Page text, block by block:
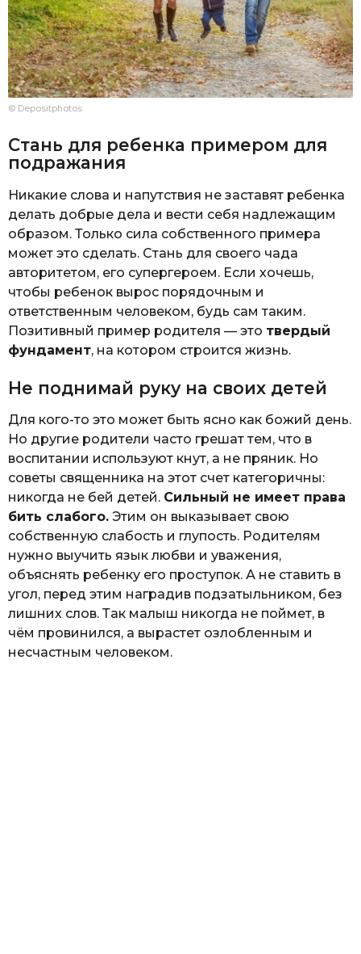
© Depositphotos
Стань для ребенка примером для
подражания
Никакие слова и напутствия не заставят ребенка
делать добрые дела и вести себя надлежащим
образом. Только сила собственного примера
может это сделать. Стань для своего чада
авторитетом, его супергероем. Если хочешь,
чтобы ребенок вырос порядочным и
ответственным человеком, будь сам таким.
Позитивный пример родителя — это твердый
фундамент, на котором строится жизнь.
Не поднимай руку на своих детей
Для кого-то это может быть ясно как божий день.
Но другие родители часто грешат тем, что в
воспитании используют кнут, а не пряник. Но
советы священника на этот счет категоричны:
никогда не бей детей. Сильный не имеет права
бить слабого. Этим он выказывает свою
собственную слабость и глупость. Родителям
нужно выучить язык любви и уважения,
объяснять ребенку его проступок. А не ставить в
угол, перед этим наградив подзатыльником, без
лишних слов. Так малыш никогда не поймет, в
чём провинился, а вырастет озлобленным и
несчастным человеком.